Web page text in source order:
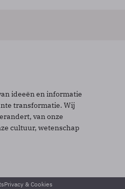
ideeën en informatie
transformatie. Wij
van onze
cultuur, wetenschap
Privacy & Cookies